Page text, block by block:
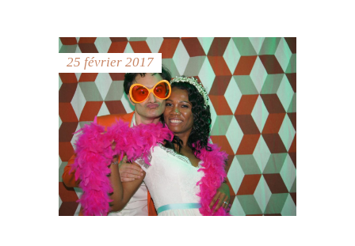
25 février 2017